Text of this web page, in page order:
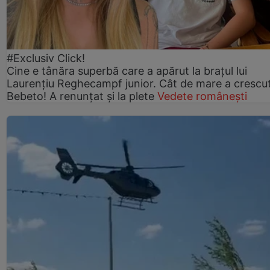
#Exclusiv Click!
Cine e tânăra superbă care a apărut la brațul lui
Laurențiu Reghecampf junior. Cât de mare a
Bebeto! A renunțat și la plete Vedete românești